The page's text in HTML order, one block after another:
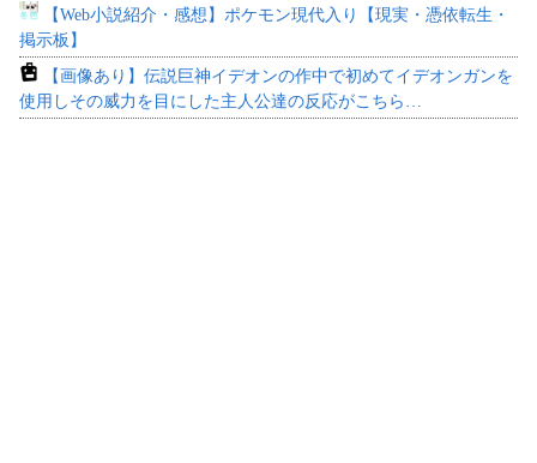
【Web小説紹介・感想】ポケモン現代入り【現実・憑依転生・
掲示板】
【画像あり】伝説巨神イデオンの作中で初めてイデオンガンを
使用しその威力を目にした主人公達の反応がこちら…